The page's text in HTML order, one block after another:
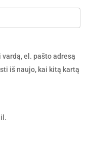
el. pašto adresą
iš naujo, kai kitą kartą